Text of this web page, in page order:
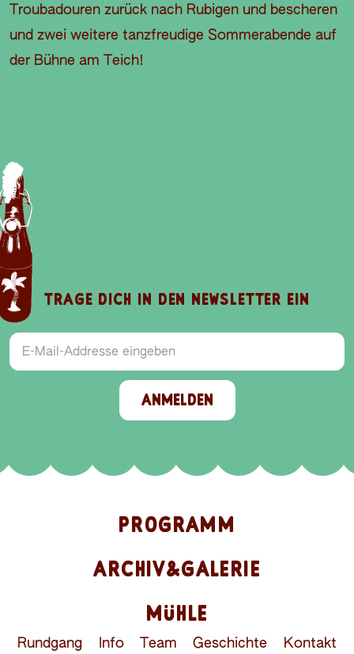
Troubadouren zurück nach Rubigen und bescheren
und zwei weitere tanzfreudige Sommerabende auf
der Bühne am Teich!
TRAGE DICH IN DEN NEWSLETTER EIN
E-Mail-Addresse
ANMELDEN
PROGRAMM
ARCHIV&GALERIE
MÜHLE
Rundgang Info Team Geschichte Kontakt